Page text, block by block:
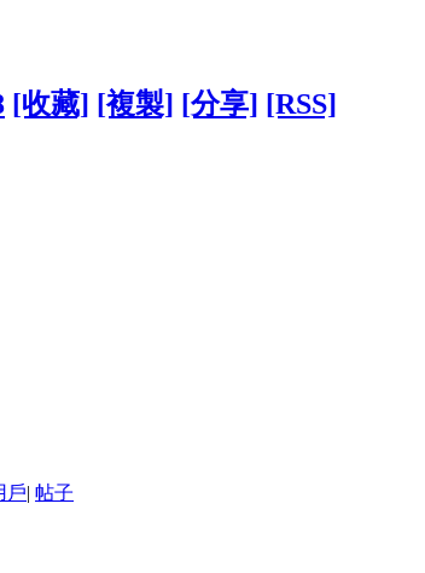
[收藏] [複製] [分享] [RSS]
戶| 帖子